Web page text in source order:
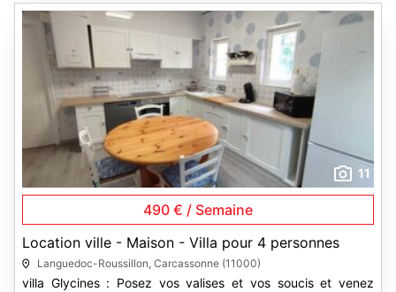
11
490 € / Semaine
Location ville - Maison - Villa pour 4 personnes
Languedoc-Roussillon, Carcassonne (11000)
villa Glycines : Posez vos valises et vos soucis et venez